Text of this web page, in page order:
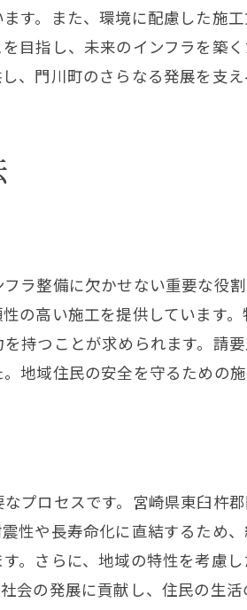
域社会を支える鉄筋技術の役割
プロが語る施工事例
筋のプロが語る施工の現場
工事例が示す鉄筋技術の実力
術がもたらす安心安全
筋技術が生む安心の構造物
全性を高める鉄筋施工の技術
心を提供する鉄筋技術の活用法
す。また、環境に配慮した施
目指し、未来のインフラを築
門川町のさらなる発展を支え
ラ整備に欠かせない重要な役
の高い施工を提供しています
持つことが求められます。請
地域住民の安全を守るための
プロセスです。宮崎県東臼杵
性や長寿命化に直結するため
。さらに、地域の特性を考慮
会の発展に貢献し、住民の生活